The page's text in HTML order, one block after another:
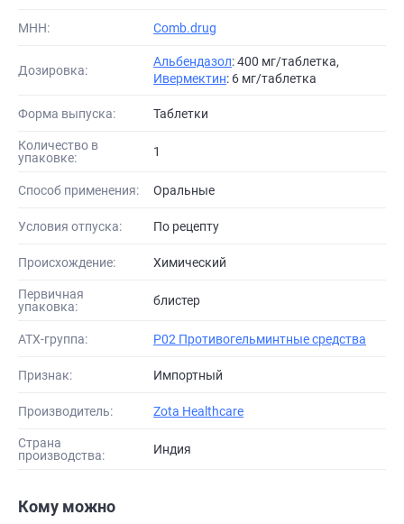
МНН: Comb.drug
Дозировка:
Альбендазол: 400 мг/таблетка,
Ивермектин: 6 мг/таблетка
Форма выпуска: Таблетки
Количество в
упаковке:
1
Способ применения: Оральные
Условия отпуска: По рецепту
Происхождение: Химический
Первичная
упаковка:
блистер
АТХ-группа: P02 Противогельминтные средства
Признак: Импортный
Производитель: Zota Healthcare
Страна
производства:
Индия
Кому можно